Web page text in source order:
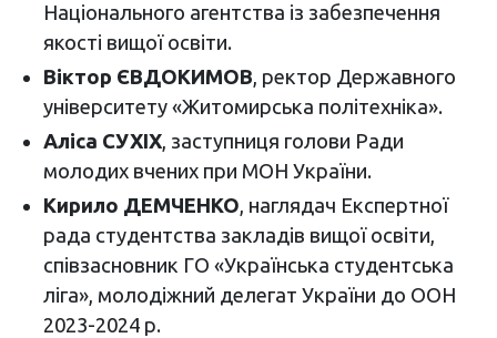
Національного агентства із забезпечення
якості вищої освіти.
Віктор ЄВДОКИМОВ, ректор Державного
університету «Житомирська політехніка».
Аліса СУХІХ, заступниця голови Ради
молодих вчених при МОН України.
Кирило ДЕМЧЕНКО, наглядач Експертної
рада студентства закладів вищої освіти,
співзасновник ГО «Українська студентська
ліга», молодіжний делегат України до ООН
2023-2024 р.